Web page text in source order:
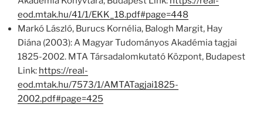
eod.mtak.hu/41/1/EKK_18.pdf#page=448
Markó László, Burucs Kornélia, Balogh Margit, Hay
Diána (2003): A Magyar Tudományos Akadémia tagjai
1825-2002. MTA Társadalomkutató Központ, Budapest
Link: https://real-
eod.mtak.hu/7573/1/AMTATagjai1825-
2002.pdf#page=425